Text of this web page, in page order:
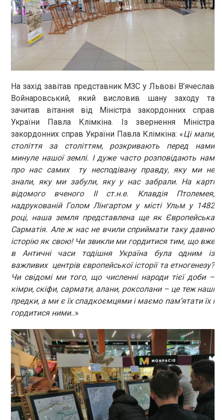
На захід завітав представник МЗС у Львові В’ячеслав
Войнаровський, який висловив шану заходу та
зачитав вітання від Міністра закордонних справ
України Павла Клімкіна. Із звернення Міністра
закордонних справ України Павла Клімкіна: «Ці мапи,
століття за століттям, розкривають перед нами
минуле нашої землі. І дуже часто розповідають нам
про нас самих ту несподівану правду, яку ми не
знали, яку ми забули, яку у нас забрали. На карті
відомого вченого ІІ ст.н.е. Клавдія Птолемея,
надрукованій Голом Лінгартом у місті Ульм у 1482
році, наша земля представлена ще як Європейська
Сарматія. Але ж нас не вчили сприймати таку давню
історію як свою! Чи звикли ми гордитися тим, що вже
в Античні часи тодішня Україна була одним із
важливих центрів європейської історії та етногенезу?
Чи свідомі ми того, що численні народи тієї доби –
кімри, скіфи, сармати, алани, роксолани – це теж наші
предки, а ми є їх спадкоємцями і маємо пам’ятати їх і
гордитися ними..»